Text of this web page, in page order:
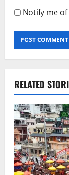
Notify me
RELATED